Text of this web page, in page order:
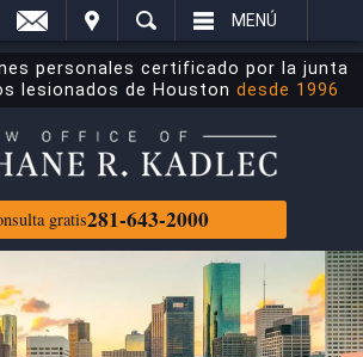
MENÚ
personales certificado por la junta
lesionados de Houston desde 1996
gratis281-643-2000